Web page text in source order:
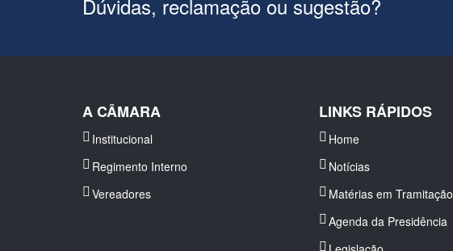
Dúvidas, reclamação ou sugestão?
A CÂMARA
Institucional
Regimento Interno
Vereadores
LINKS RÁPIDOS
Home
Notícias
Matérias em Tramitação
Agenda da Presidência